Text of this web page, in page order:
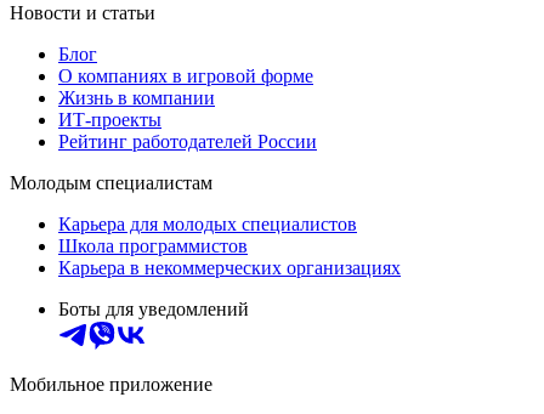
Новости и статьи
Блог
О компаниях в игровой форме
Жизнь в компании
ИТ-проекты
Рейтинг работодателей России
Молодым специалистам
Карьера для молодых специалистов
Школа программистов
Карьера в некоммерческих организациях
Боты для уведомлений
Мобильное приложение